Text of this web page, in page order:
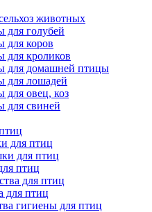
животных
для голубей
для коров
для кроликов
для домашней птицы
для лошадей
для овец, коз
для свиней
для птиц
для птиц
птиц
для птиц
для птиц
гигиены для птиц